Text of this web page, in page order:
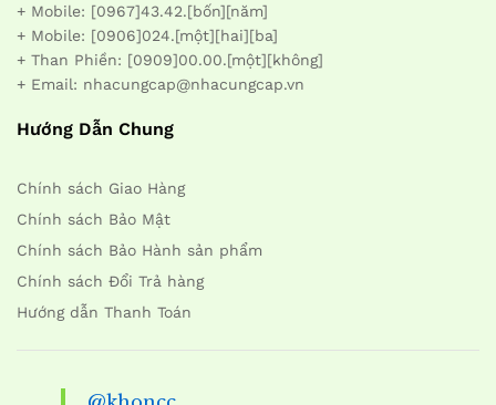
+ Mobile: [0967]43.42.[bốn][năm]
+ Mobile: [0906]024.[một][hai][ba]
+ Than Phiền: [0909]00.00.[một][không]
+ Email: nhacungcap@nhacungcap.vn
Hướng Dẫn Chung
Chính sách Giao Hàng
Chính sách Bảo Mật
Chính sách Bảo Hành sản phẩm
Chính sách Đổi Trả hàng
Hướng dẫn Thanh Toán